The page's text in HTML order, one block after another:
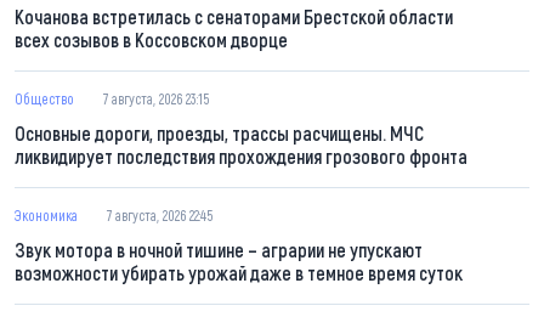
Кочанова встретилась с сенаторами Брестской области
всех созывов в Коссовском дворце
Общество 7 августа, 2026 23:15
Основные дороги, проезды, трассы расчищены. МЧС
ликвидирует последствия прохождения грозового фронта
Экономика 7 августа, 2026 22:45
Звук мотора в ночной тишине – аграрии не упускают
возможности убирать урожай даже в темное время суток